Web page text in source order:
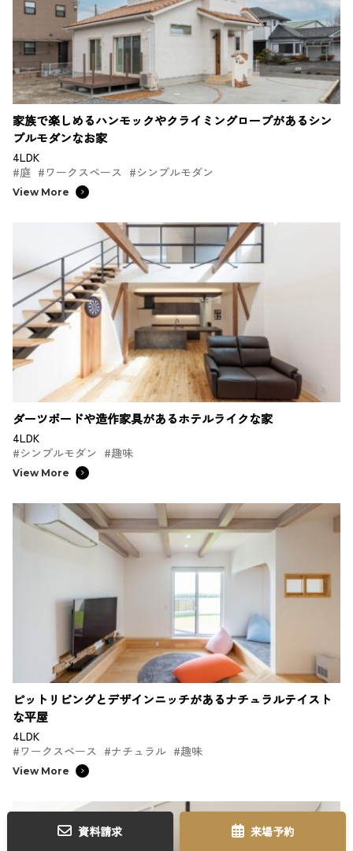
資料請求 来場予約
家族で楽しめるハンモックやクライミングロープがあるシン
プルモダンなお家
4LDK
#庭 #ワークスペース #シンプルモダン
View More
ダーツボードや造作家具があるホテルライクな家
4LDK
#シンプルモダン #趣味
View More
ピットリビングとデザインニッチがあるナチュラルテイスト
な平屋
4LDK
#ワークスペース #ナチュラル #趣味
View More